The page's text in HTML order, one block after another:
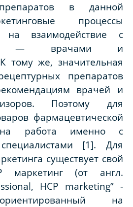
в данной
процессы
на взаимодействие с
— врачами и
тому же, значительная
препаратов
врачей и
Поэтому для
фармацевтической
работа именно с
[1].Для
существует свой
маркетинг (от англ.
HCP marketing” -
на